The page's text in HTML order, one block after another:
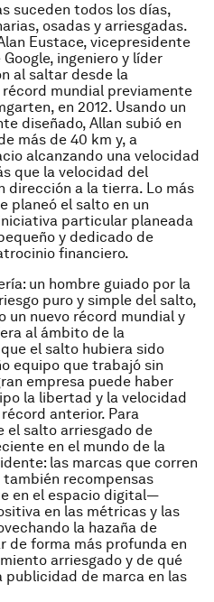
suceden todos los días,
osadas y arriesgadas.
Eustace, vicepresidente
ingeniero y líder
al saltar desde la
mundial previamente
en 2012. Usando un
diseñado, Allan subió en
más de 40 km y, a
alcanzando una velocidad
que la velocidad del
dirección a la tierra. Lo más
planeó el salto en un
particular planeada
y dedicado de
financiero.
un hombre guiado por la
puro y simple del salto,
un nuevo récord mundial y
al ámbito de la
el salto hubiera sido
equipo que trabajó sin
empresa puede haber
la libertad y la velocidad
anterior. Para
el salto arriesgado de
en el mundo de la
las marcas que corren
también recompensas
en el espacio digital—
en las métricas y las
la hazaña de
de forma más profunda en
arriesgado y de qué
publicidad de marca en las